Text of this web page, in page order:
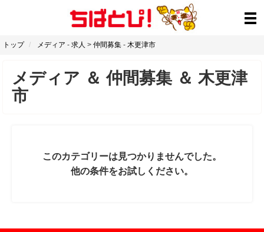
トップ メディア - 求人 > 仲間募集 - 木更津市
メディア ＆仲間募集 ＆ 木更津
市
このカテゴリーは見つかりませんでした。
他の条件をお試しください。